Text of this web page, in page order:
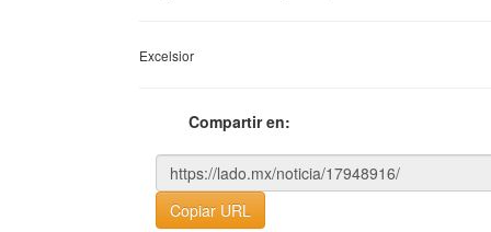
Excelsior
Compartir en:
Copiar URL